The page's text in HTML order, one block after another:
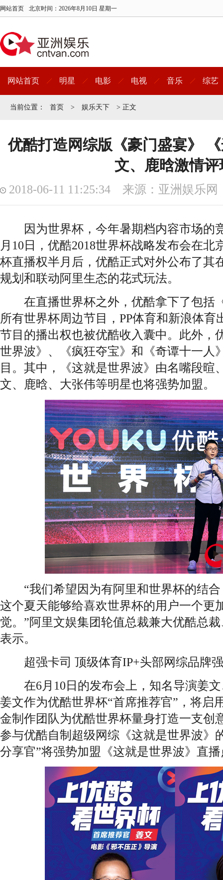
网站首页 北京时间： 2026年8月10日 星期一
网站首页 明星 电影 电视 音乐 综艺
当前位置： 首页 > 娱乐天下 > 正文
优酷打造网综版《豪门盛宴》
文、鹿晗激情评
2018-06-11 11:25:34 来源：亚洲娱乐网
因为世界杯，今年暑期档内容市场的
月10日，优酷2018世界杯战略发布会在北
杯直播权半月后，优酷正式对外公布了其
规划和联动阿里生态的花式玩法。
在直播世界杯之外，优酷拿下了包括
所有世界杯周边节目，PP体育和新浪体育
节目的播出权也被优酷收入囊中。此外，
世界波》、《疯狂夺宝》和《奇谭十一人
目。其中，《这就是世界波》由名嘴段暄
文、鹿晗、大张伟等明星也将强势加盟。
“我们希望因为有阿里和世界杯的结合
这个夏天能够给喜欢世界杯的用户一个更
觉。”阿里文娱集团轮值总裁兼大优酷总
表示。
超强卡司 顶级体育IP+头部网综品牌
在6月10日的发布会上，知名导演姜文
姜文作为优酷世界杯“首席推荐官”，将启
金制作团队为优酷世界杯量身打造一支创
参与优酷自制超级网综《这就是世界波》
分享官”将强势加盟《这就是世界波》直